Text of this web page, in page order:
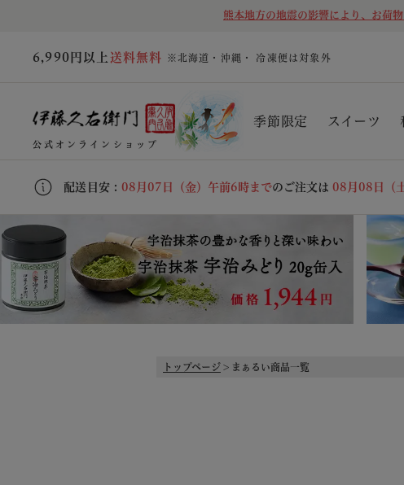
熊本地方の地震の影響により、お荷
6,990円以上 送料無料 ※北海道・沖縄・ 冷凍便は対象外
公式オンラインショップ
季節限定 スイーツ
配送目安 : 08月07日（金）午前6時までのご注文は 08月08日（土
トップページ まぁるい商品一覧
価格
在庫なし商品